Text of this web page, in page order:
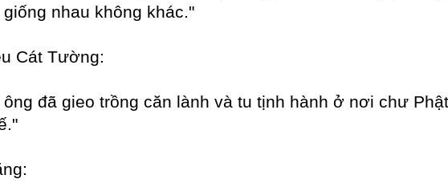
nhau không khác."
Cát Tường:
đã gieo trồng căn lành và tu tịnh hành ở nơi chư